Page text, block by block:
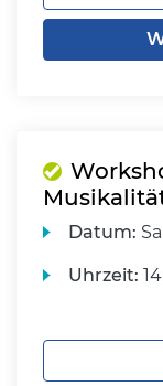
Datum:
Uhrzeit: